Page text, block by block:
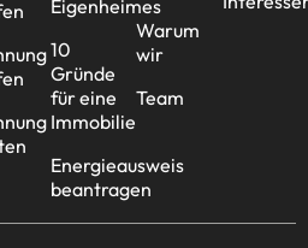
Eigenheimes
10
Gründe
für eine
Immobilie
Energieausweis
beantragen
Warum
wir
Team